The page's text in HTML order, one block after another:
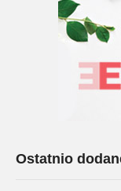
Ostatnio